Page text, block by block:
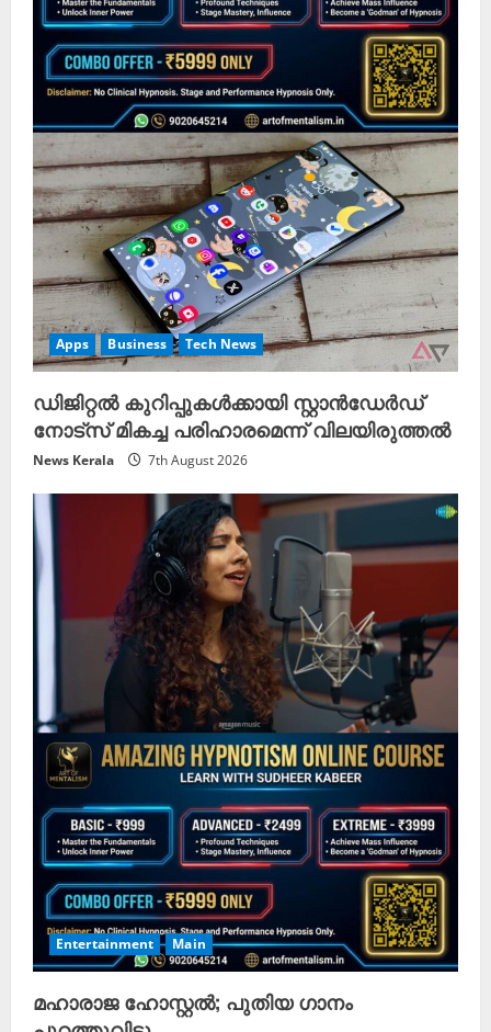
Apps Business Tech News
ഡിജിറ്റൽ കുറിപ്പുകൾക്കായി സ്റ്റാൻഡേർഡ്
നോട്സ് മികച്ച പരിഹാരമെന്ന് വിലയിരുത്തൽ
News Kerala 7th August 2026
Entertainment Main
മഹാരാജ ഹോസ്റ്റല്‍; പുതിയ ഗാനം